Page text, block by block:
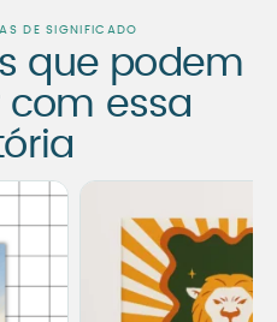
DE SIGNIFICADO
que podem
essa